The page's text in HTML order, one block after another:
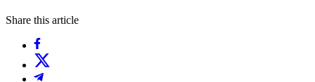
Share this article